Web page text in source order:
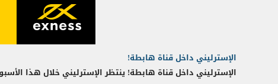
الإسترليني داخل قناة هابطة!
الإسترليني داخل قناة هابطة! ينتظر الإسترليني خلال هذا